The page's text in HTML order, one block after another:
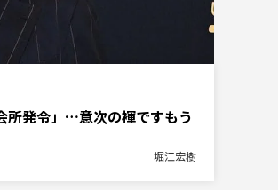
所発令」…意次の褌ですもう
堀江宏樹